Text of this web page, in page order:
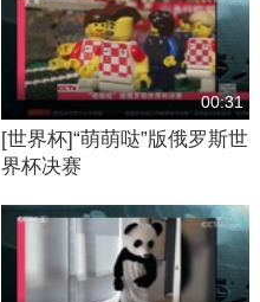
00:31
[世界杯]“萌萌哒”版俄罗斯世
界杯决赛